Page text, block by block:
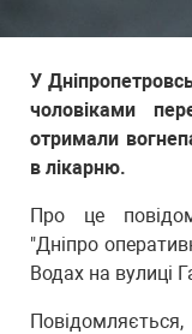
У
чоловіками
отримали
в лікарню.
Про це
"Дніпро
Водах на вулиці